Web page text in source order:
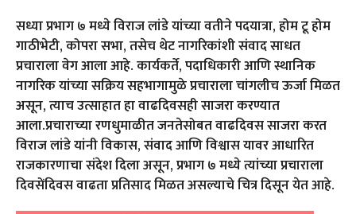
सध्या प्रभाग ७ मध्ये विराज लांडे यांच्या वतीने पदयात्रा, होम टू होम
गाठीभेटी, कोपरा सभा, तसेच थेट नागरिकांशी संवाद साधत
प्रचाराला वेग आला आहे. कार्यकर्ते, पदाधिकारी आणि स्थानिक
नागरिक यांच्या सक्रिय सहभागामुळे प्रचाराला चांगलीच ऊर्जा मिळत
असून, त्याच उत्साहात हा वाढदिवसही साजरा करण्यात
आला.प्रचाराच्या रणधुमाळीत जनतेसोबत वाढदिवस साजरा करत
विराज लांडे यांनी विकास, संवाद आणि विश्वास यावर आधारित
राजकारणाचा संदेश दिला असून, प्रभाग ७ मध्ये त्यांच्या प्रचाराला
दिवसेंदिवस वाढता प्रतिसाद मिळत असल्याचे चित्र दिसून येत आहे.